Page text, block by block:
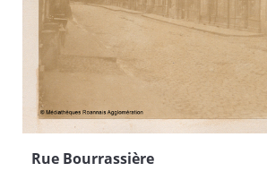
Rue Bourrassière